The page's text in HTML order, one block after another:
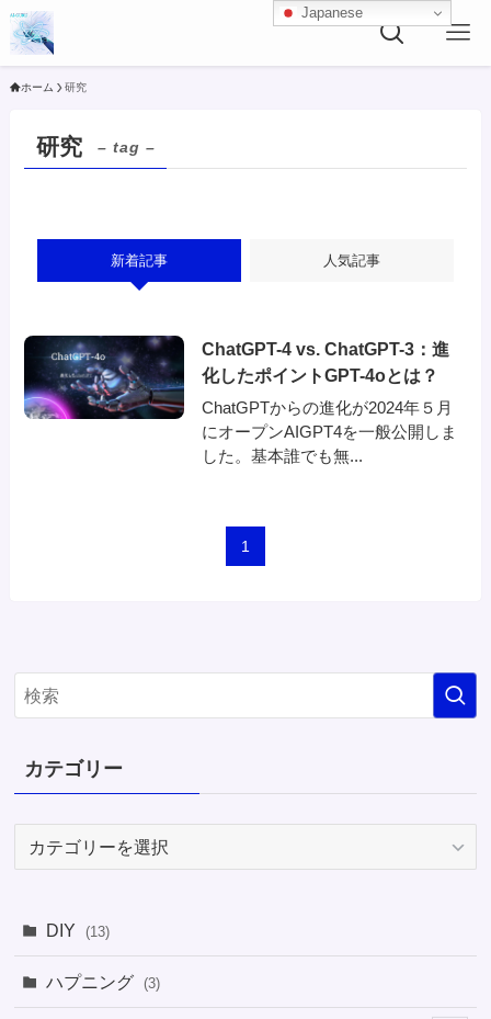
ホーム 研究
研究 – tag –
新着記事 人気記事
ChatGPT-4 vs. ChatGPT-3：進
化したポイントGPT-4oとは？
ChatGPTからの進化が2024年５月
にオープンAIGPT4を一般公開しま
した。基本誰でも無...
1
カテゴリー
DIY (13)
ハプニング (3)
Japanese